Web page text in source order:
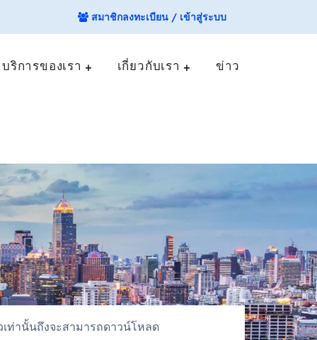
สมาชิกลงทะเบียน / เข้าสู่ระบบ
บริการของเรา เกี่ยวกับเรา ข่าว
ท่านั้นถึงจะสามารถดาวน์โหลด